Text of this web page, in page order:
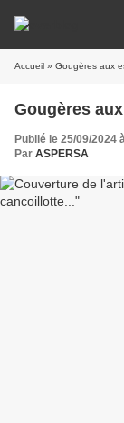
Accueil » Gougères aux
Gougères
Publié le 25/09/2024
Par ASPERSA